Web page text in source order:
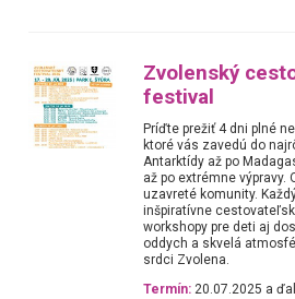
Zvolenský
festival
Príďte prežiť 4 dni plné
ktoré vás zavedú do
Antarktídy až po
až po extrémne výpravy.
uzavreté komunity.
inšpiratívne
workshopy pre deti aj
oddych a skvelá
srdci Zvolena.
Termín: 20.07.2025 a